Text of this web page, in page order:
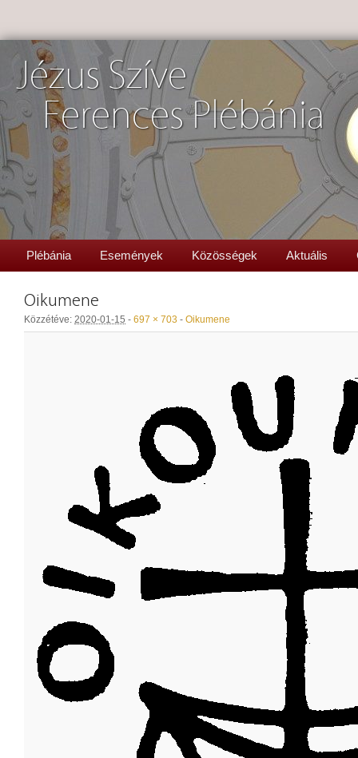
Jézus Szíve
Ferences Plébánia
Plébánia Események Közösségek Aktuális
Oikumene
Közzétéve: 2020-01-15 - 697 × 703 - Oikumene